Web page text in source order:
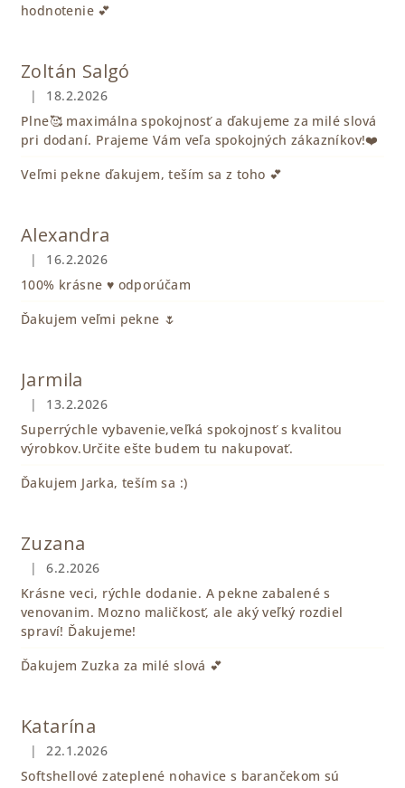
hodnotenie 💕
Zoltán Salgó
Hodnotenie obchodu je 5 z 5 hviezdičiek.
|
18.2.2026
Plne🥰 maximálna spokojnosť a ďakujeme za milé slová
pri dodaní. Prajeme Vám veľa spokojných zákazníkov!❤️
Veľmi pekne ďakujem, teším sa z toho 💕
Alexandra
Hodnotenie obchodu je 5 z 5 hviezdičiek.
|
16.2.2026
100% krásne ♥️ odporúčam
Ďakujem veľmi pekne 🌷
Jarmila
Hodnotenie obchodu je 5 z 5 hviezdičiek.
|
13.2.2026
Superrýchle vybavenie,veľká spokojnosť s kvalitou
výrobkov.Určite ešte budem tu nakupovať.
Ďakujem Jarka, teším sa :)
Zuzana
Hodnotenie obchodu je 5 z 5 hviezdičiek.
|
6.2.2026
Krásne veci, rýchle dodanie. A pekne zabalené s
venovanim. Mozno maličkosť, ale aký veľký rozdiel
spraví! Ďakujeme!
Ďakujem Zuzka za milé slová 💕
Katarína
Hodnotenie obchodu je 5 z 5 hviezdičiek.
|
22.1.2026
Softshellové zateplené nohavice s barančekom sú